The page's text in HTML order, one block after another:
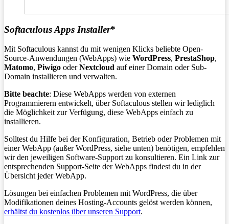
Softaculous Apps Installer*
Mit Softaculous kannst du mit wenigen Klicks beliebte Open-
Source-Anwendungen (WebApps) wie WordPress, PrestaShop,
Matomo, Piwigo oderNextcloud auf einer Domain oder Sub-
Domain installieren und verwalten.
Bitte beachte: Diese WebApps werden von externen
Programmierern entwickelt, über Softaculous stellen wir lediglich
die Möglichkeit zur Verfügung, diese WebApps einfach zu
installieren.
Solltest du Hilfe bei der Konfiguration, Betrieb oder Problemen mit
einer WebApp (außer WordPress, siehe unten) benötigen, empfehlen
wir den jeweiligen Software-Support zu konsultieren. Ein Link zur
entsprechenden Support-Seite der WebApps findest du in der
Übersicht jeder WebApp.
Lösungen bei einfachen Problemen mit WordPress, die über
Modifikationen deines Hosting-Accounts gelöst werden können,
erhältst du kostenlos über unseren Support.